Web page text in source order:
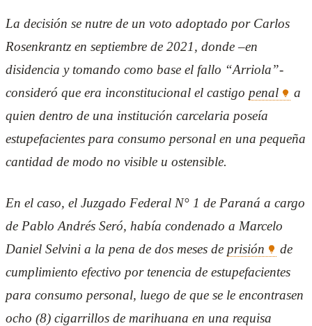
La decisión se nutre de un voto adoptado por Carlos
Rosenkrantz en septiembre de 2021, donde –en
disidencia y tomando como base el fallo “Arriola”-
consideró que era inconstitucional el castigo penal
a
quien dentro de una institución carcelaria poseía
estupefacientes para consumo personal en una pequeña
cantidad de modo no visible u ostensible.
En el caso, el Juzgado Federal N° 1 de Paraná a cargo
de Pablo Andrés Seró, había condenado a Marcelo
Daniel Selvini a la pena de dos meses de prisión
de
cumplimiento efectivo por tenencia de estupefacientes
para consumo personal, luego de que se le encontrasen
ocho (8) cigarrillos de marihuana en una requisa